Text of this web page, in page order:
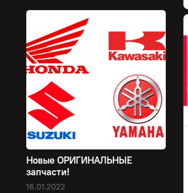
Новые ОРИГИНАЛЬНЫЕ
запчасти!
16.01.2022